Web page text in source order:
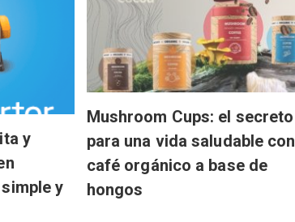
y
y
Mushroom Cups: el secreto
para una vida saludable con
café orgánico a base de
hongos